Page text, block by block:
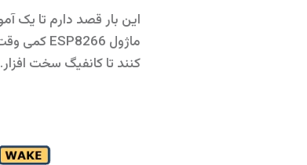
کنند تا کانفیگ سخت افزار.